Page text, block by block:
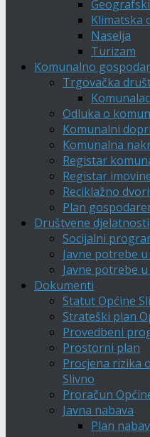
Klimatska
Naselja
Turizam
Komunalno
Trgovačka
Odluka o
Komunalni
Komunalna
Registar
Registar
Reciklažno
Plan
Društvene djelatnosti
Socijalni
Javne potrebe
Javne potrebe
Dokumenti
Statut Općine
Strateški plan
Provedbeni
Prostorni plan
Procjena rizika
Slivno
Proračun
Javna nabava
Plan